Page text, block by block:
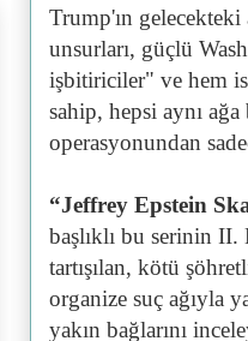
Trump'ın
unsurları, güçlü
işbitiriciler" ve hem
sahip, hepsi aynı
operasyonundan
“Jeffrey Epstein
başlıklı bu serinin
tartışılan, kötü
organize suç ağıyla
yakın bağlarını